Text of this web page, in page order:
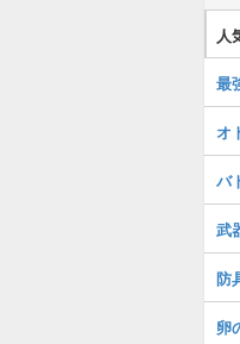
人
最
オ
バ
武
防
卵